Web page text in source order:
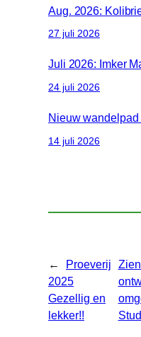
Aug. 2026:
27 juli 2026
Juli 2026: Imker
24 juli 2026
Nieuw
14 juli 2026
←
Proeverij
2025
Gezellig en
lekker!!